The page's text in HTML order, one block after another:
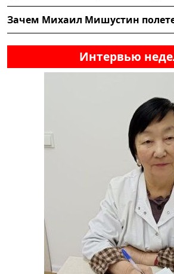
Зачем Михаил Мишустин
Интервью